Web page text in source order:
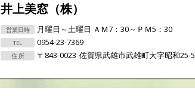
井上美窓（株）
月曜日～土曜日 ＡＭ7：30～ＰＭ5：30
0954-23-7369
〒843-0023 佐賀県武雄市武雄町大字昭和25-5